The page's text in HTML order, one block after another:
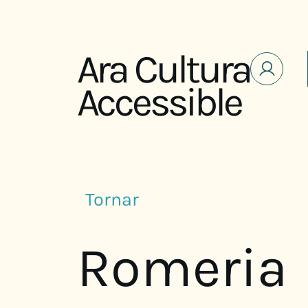
Ara Cultura
Accessible
Tornar
Romeria